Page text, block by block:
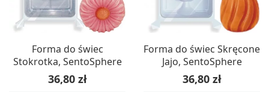
Forma do świec
Stokrotka, SentoSphere
Cena
36,80 zł
Forma do świec Skręcone
Jajo, SentoSphere
Cena
36,80 zł